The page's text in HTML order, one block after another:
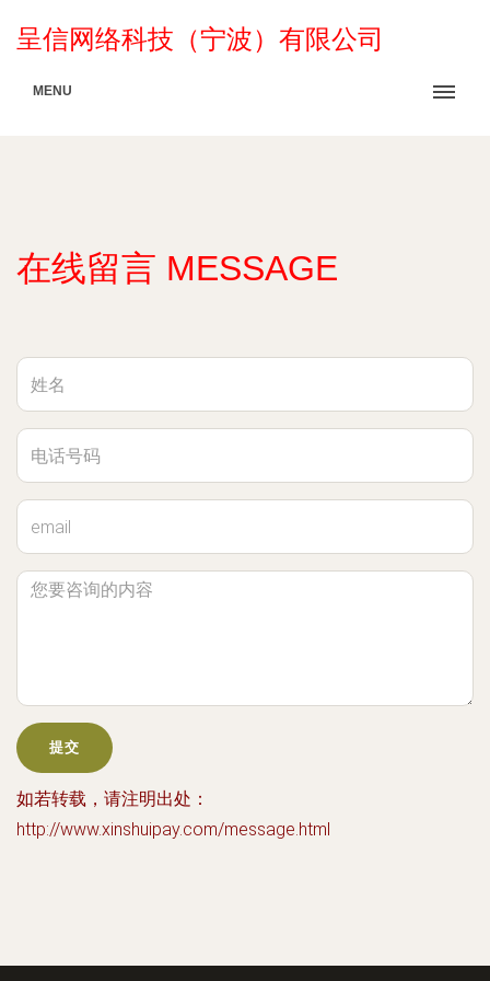
呈信网络科技（宁波）有限公司
MENU
在线留言 MESSAGE
如若转载，请注明出处：
http://www.xinshuipay.com/message.html